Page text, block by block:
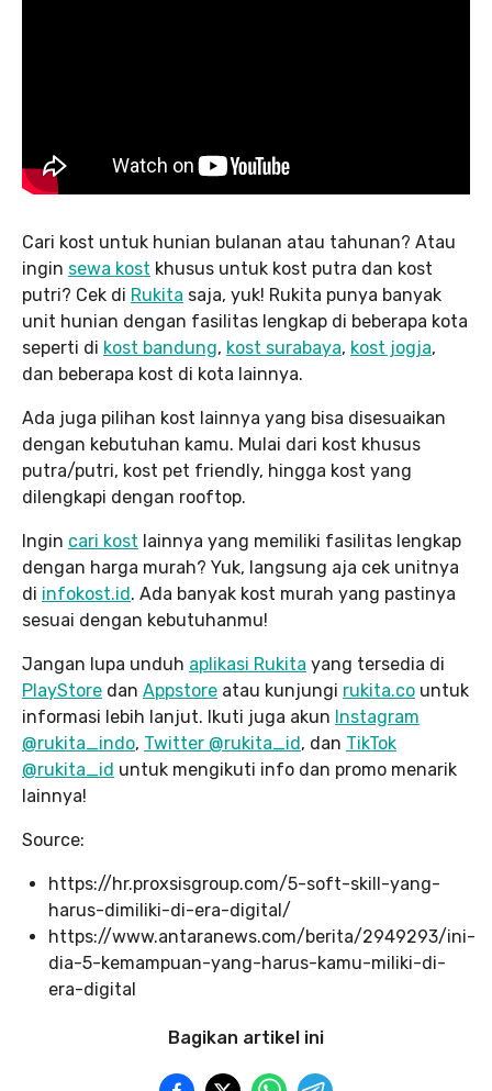
Cari kost untuk hunian bulanan atau tahunan? Atau
ingin sewa kost khusus untuk kost putra dan kost
putri? Cek di Rukita saja, yuk! Rukita punya banyak
unit hunian dengan fasilitas lengkap di beberapa kota
seperti di kost bandung, kost surabaya, kost jogja,
dan beberapa kost di kota lainnya.
Ada juga pilihan kost lainnya yang bisa disesuaikan
dengan kebutuhan kamu. Mulai dari kost khusus
putra/putri, kost pet friendly, hingga kost yang
dilengkapi dengan rooftop.
Ingin cari kost lainnya yang memiliki fasilitas lengkap
dengan harga murah? Yuk, langsung aja cek unitnya
di infokost.id. Ada banyak kost murah yang pastinya
sesuai dengan kebutuhanmu!
Jangan lupa unduh aplikasi Rukita yang tersedia di
PlayStore dan Appstore atau kunjungi rukita.co untuk
informasi lebih lanjut. Ikuti juga akun Instagram
@rukita_indo, Twitter @rukita_id, dan TikTok
@rukita_id untuk mengikuti info dan promo menarik
lainnya!
Source:
https://hr.proxsisgroup.com/5-soft-skill-yang-
harus-dimiliki-di-era-digital/
https://www.antaranews.com/berita/2949293/ini-
dia-5-kemampuan-yang-harus-kamu-miliki-di-
era-digital
Bagikan artikel ini